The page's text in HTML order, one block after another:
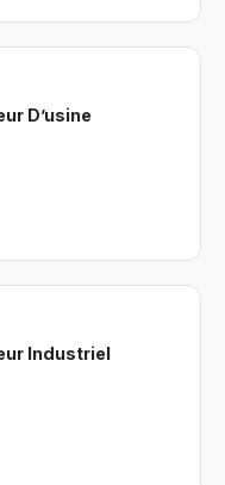
D’usine
Industriel